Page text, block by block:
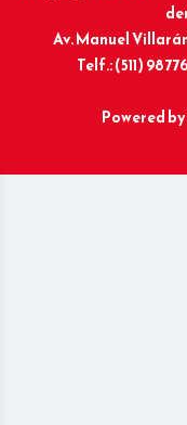
Av. Manuel
Telf.: (511)
Powered by